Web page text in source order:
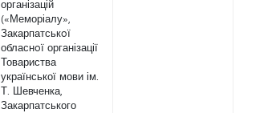
організацій
(«Меморіалу»,
Закарпатськoї
обласнoї організації
Товариства
української мови ім.
Т. Шевченка,
Закарпатського